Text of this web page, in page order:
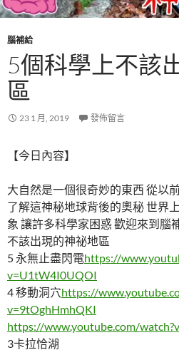
腦補給
5個科學上不該
區
23 1 月, 2019 發佈留言
【今日內容】
大自然是一個很奇妙的東西 從以
了解這神秘地球背後的奧秘 世界
象 讓許多科學家困惑 歡迎來到腦
不該出現的神祕地區
5 永無止盡閃電https://
v=U1tW4I0UQOI
4 移動洞穴https://
v=9tOghHmhQKI
https://www.youtube.com/
3卡拉恰湖